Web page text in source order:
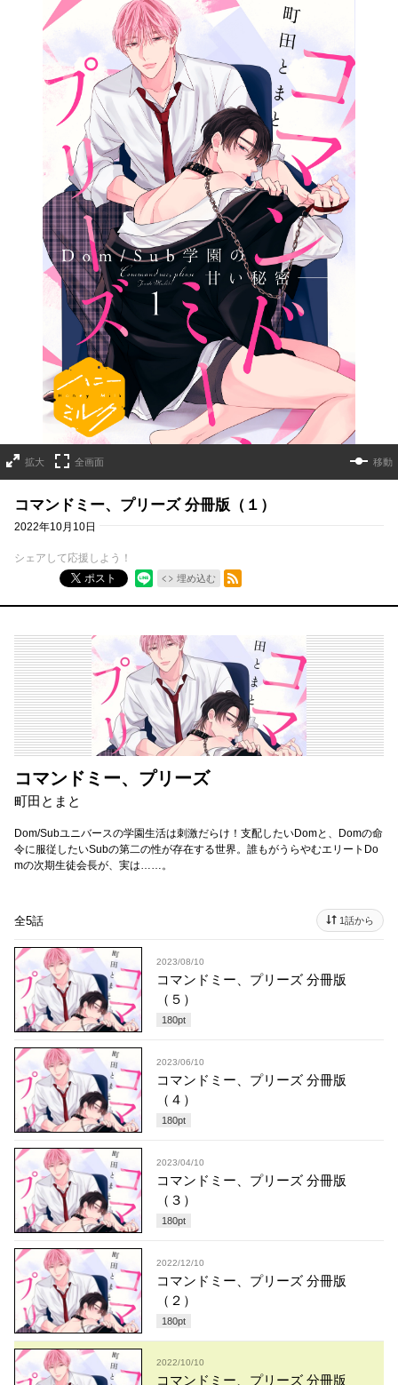
拡大 全画面 移動
コマンドミー、プリーズ 分冊版（１）
2022年10月10日
シェアして応援しよう！
ポスト
埋め込む
RSSフィード
コマンドミー、プリーズ
町田とまと
Dom/Subユニバースの学園生活は刺激だらけ！支配したいDomと、Domの命
令に服従したいSubの第二の性が存在する世界。誰もがうらやむエリートDo
mの次期生徒会長が、実は……。
全5話 1話から
2023/08/10
コマンドミー、プリーズ 分冊版
（５）
180pt
2023/06/10
コマンドミー、プリーズ 分冊版
（４）
180pt
2023/04/10
コマンドミー、プリーズ 分冊版
（３）
180pt
2022/12/10
コマンドミー、プリーズ 分冊版
（２）
180pt
2022/10/10
コマンドミー、プリーズ 分冊版